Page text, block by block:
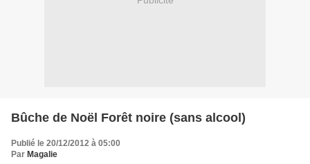
Bûche de Noël Forêt noire (sans alcool)
Publié le 20/12/2012 à 05:00
Par Magalie